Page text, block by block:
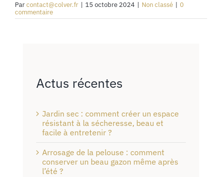
Parcontact@colver.fr | 15 octobre 2024 | Non classé | 0
commentaire
Actus récentes
Jardin sec : comment créer un espace
résistant à la sécheresse, beau et
facile à entretenir ?
Arrosage de la pelouse : comment
conserver un beau gazon même après
l’été ?